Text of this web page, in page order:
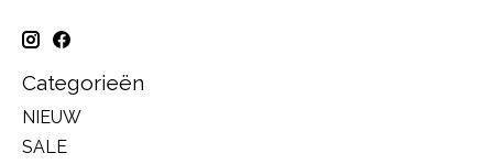
Categorieën
NIEUW
SALE